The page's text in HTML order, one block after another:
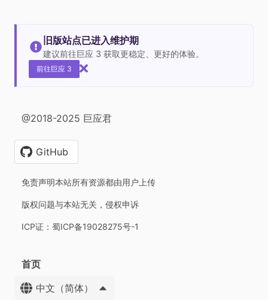
旧版站点已进入维护期
建议前往巨应 3 获取更稳定、更好的体验。
前往巨应 3
@2018-2025 巨应君
GitHub
免责声明本站所有资源都由用户上传
版权问题与本站无关，侵权申诉
ICP证：蜀ICP备19028275号-1
首页
中文（简体）